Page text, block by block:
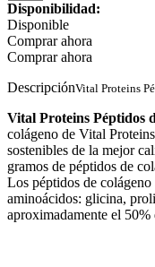
Disponibilidad:
Disponible
Comprar ahora
Comprar ahora
DescripciónVital Proteins
Vital Proteins Péptidos
colágeno de Vital
sostenibles de la mejor
gramos de péptidos de
Los péptidos de
aminoácidos: glicina,
aproximadamente el